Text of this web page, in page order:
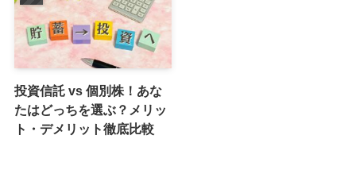
投資信託 vs 個別株！あな
たはどっちを選ぶ？メリッ
ト・デメリット徹底比較